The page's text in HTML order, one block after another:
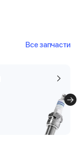
Все запчасти